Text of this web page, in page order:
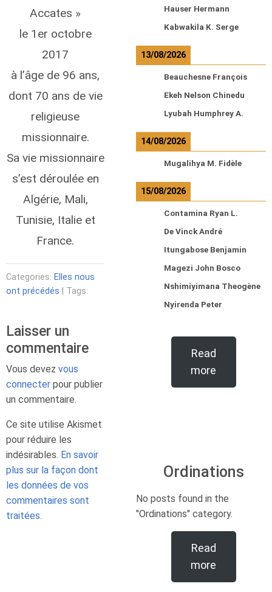
Accates »
le 1er octobre
2017
à l’âge de 96 ans,
dont 70 ans de vie
religieuse
missionnaire.
Sa vie missionnaire
s’est déroulée en
Algérie, Mali,
Tunisie, Italie et
France.
Categories: Elles nous
ont précédés | Tags:
Laisser un
commentaire
Vous devez vous
connecter pour publier
un commentaire.
Ce site utilise Akismet
pour réduire les
indésirables. En savoir
plus sur la façon dont
les données de vos
commentaires sont
traitées.
Hauser Hermann
Kabwakila K. Serge
13/08/2026
Beauchesne François
Ekeh Nelson Chinedu
Lyubah Humphrey A.
14/08/2026
Mugalihya M. Fidèle
15/08/2026
Contamina Ryan L.
De Vinck André
Itungabose Benjamin
Magezi John Bosco
Nshimiyimana Theogène
Nyirenda Peter
Read
more
Ordinations
No posts found in the
"Ordinations" category.
Read
more